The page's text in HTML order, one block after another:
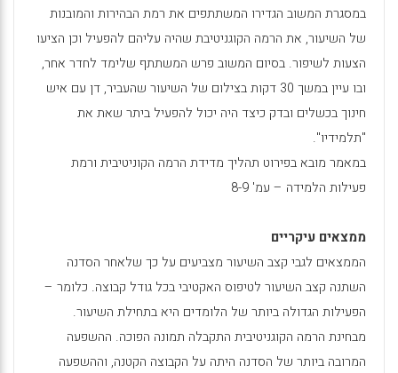
במסגרת המשוב הגדירו המשתתפים את רמת הבהירות והמובנות
של השיעור, את הרמה הקוגניטיבת שהיה עליהם להפעיל וכן הציעו
הצעות לשיפור. בסיום המשוב פרש המשתתף שלימד לחדר אחר,
ובו עיין במשך 30 דקות בצילום של השיעור שהעביר, דן עם איש
חינוך בכשלים ובדק כיצד היה יכול להפעיל ביתר שאת את
"תלמידיו".
במאמר מובא בפירוט תהליך מדידת הרמה הקוניטיבית ורמת
פעילות הלמידה – עמ' 8-9
ממצאים עיקריים
הממצאים לגבי קצב השיעור מצביעים על כך שלאחר הסדנה
השתנה קצב השיעור לטיפוס האקטיבי בכל גודל קבוצה. כלומר –
הפעילות הגדולה ביותר של הלומדים היא בתחילת השיעור.
מבחינת הרמה הקוגניטיבית התקבלה תמונה הפוכה. ההשפעה
המרובה ביותר של הסדנה היתה על הקבוצה הקטנה, וההשפעה